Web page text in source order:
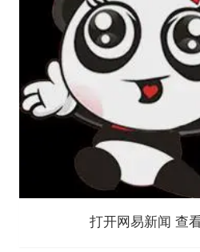
打开网易新闻 查